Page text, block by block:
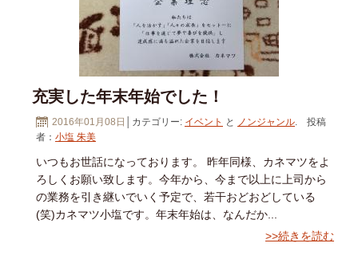
充実した年末年始でした！
2016年01月08日 │カテゴリー: イベント と ノンジャンル. 投稿
者： 小塩 朱美
いつもお世話になっております。 昨年同様、カネマツをよ
ろしくお願い致します。今年から、今まで以上に上司から
の業務を引き継いでいく予定で、若干おどおどしている
(笑)カネマツ小塩です。年末年始は、なんだか...
>>続きを読む